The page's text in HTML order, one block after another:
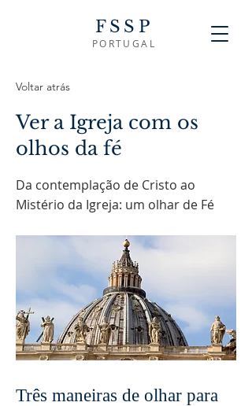
FSSP
PORTUGAL
Voltar atrás
Ver a Igreja com os
olhos da fé
Da contemplação de Cristo ao
Mistério da Igreja: um olhar de Fé
Três maneiras de olhar para